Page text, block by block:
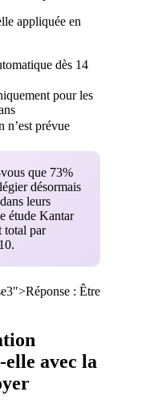
appliquée en
dès 14
pour les
n’est prévue
que 73%
désormais
leurs
étude Kantar
total par
: Être
avec la